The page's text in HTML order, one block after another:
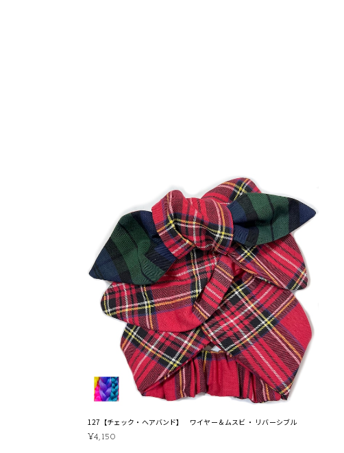
127【チェック・ヘアバンド】 ワイヤー＆ムスビ ・ リバーシブル
¥4,150